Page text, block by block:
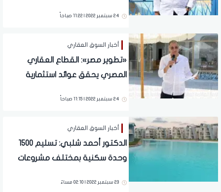
24 سبتمبر 2022 | 11:22 صباحاً
أخبار السوق العقاري
«تطوير مصر»: القطاع العقاري
المصري يحقق عوائد استثمارية
24 سبتمبر 2022 | 11:15 صباحاً
أخبار السوق العقاري
الدكتور أحمد شلبي: تسليم 1500
وحدة سكنية بمختلف مشروعات
23 سبتمبر 2022 | 02:10 مساءً